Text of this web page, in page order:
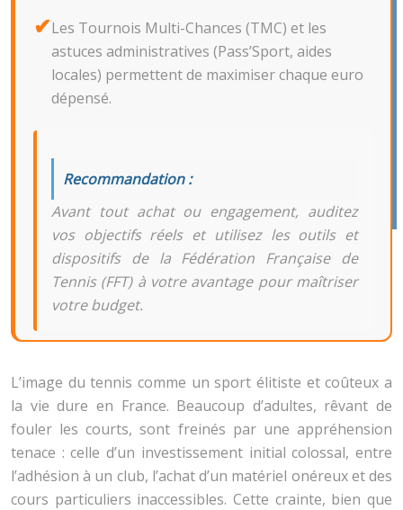
Les Tournois Multi-Chances (TMC) et les
astuces administratives (Pass’Sport, aides
locales) permettent de maximiser chaque euro
dépensé.
Recommandation :
Avant tout achat ou engagement, auditez
vos objectifs réels et utilisez les outils et
dispositifs de la Fédération Française de
Tennis (FFT) à votre avantage pour maîtriser
votre budget.
L’image du tennis comme un sport élitiste et coûteux a
la vie dure en France. Beaucoup d’adultes, rêvant de
fouler les courts, sont freinés par une appréhension
tenace : celle d’un investissement initial colossal, entre
l’adhésion à un club, l’achat d’un matériel onéreux et des
cours particuliers inaccessibles. Cette crainte, bien que